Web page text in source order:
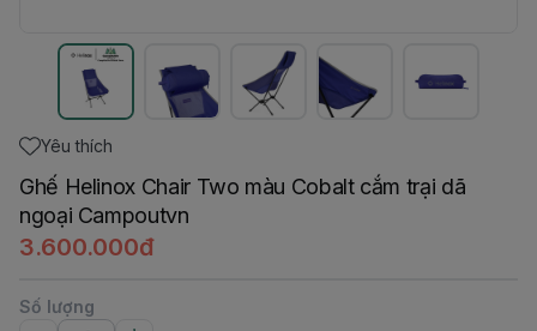
Yêu thích
Ghế Helinox Chair Two màu Cobalt cắm trại dã
ngoại Campoutvn
3.600.000đ
Số lượng